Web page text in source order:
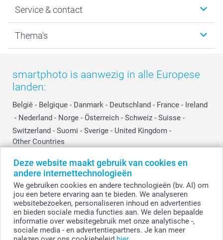
Deze website maakt gebruik van cookies en
andere internettechnologieën
We gebruiken cookies en andere technologieën (bv. AI) om
jou een betere ervaring aan te bieden. We analyseren
websitebezoeken, personaliseren inhoud en advertenties
en bieden sociale media functies aan. We delen bepaalde
informatie over websitegebruik met onze analytische -,
sociale media - en advertentiepartners. Je kan meer
Fotocadeaus
Kaarten
Vacatures
Bestelproces
Privacy
Cookiebeleid
Reviews
Prijslijst
Investor Relations
Service & contact
Tevredenheidsgarantie
smartbonus
smartfriends
service@smartphoto.nl
Affiliate partnerprogramma
Partnerships
Influencer partnerprogramma
Thema's
Moederdag
Vaderdag
Huwelijk
smartphoto is aanwezig in alle Europese
landen:
België - Belgique - Danmark - Deutschland - France - Ireland
- Nederland - Norge - Österreich - Schweiz - Suisse -
Switzerland - Suomi - Sverige - United Kingdom -
Other Countries
© smartphoto group. Alle rechten voorbehouden.Disclaimer
Alle prijzen zijn in EURO (€) inclusief BTW en exclusief verzendkosten.